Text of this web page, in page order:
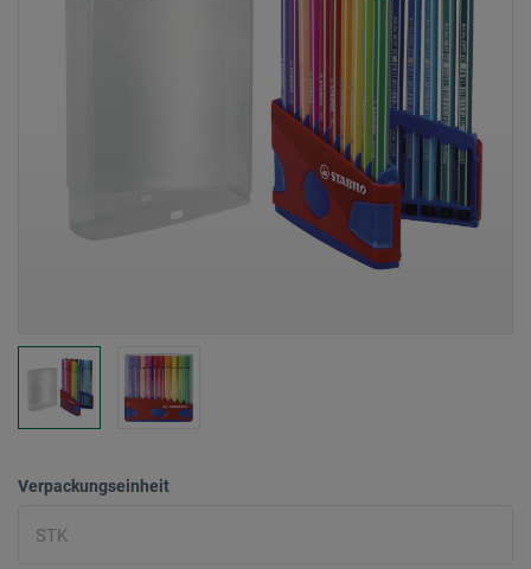
Verpackungseinheit